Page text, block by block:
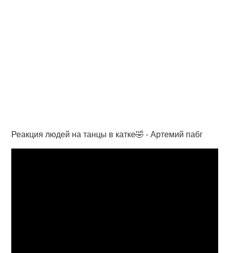
Реакция людей на танцы в катке🤣 - Артемий пабг